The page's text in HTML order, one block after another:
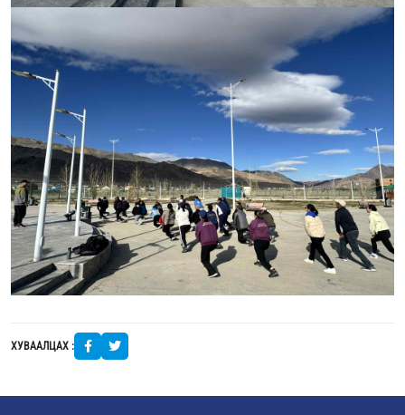
ХУВААЛЦАХ :